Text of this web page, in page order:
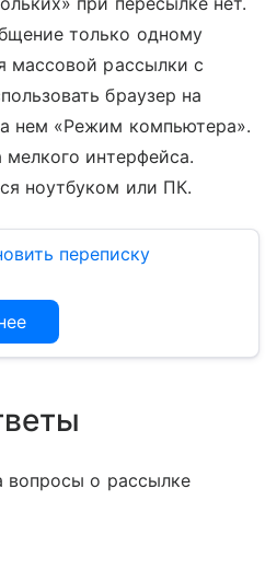
только одному
массовой рассылки с
браузер на
нем «Режим компьютера».
интерфейса.
ноутбуком или ПК.
переписку
вопросы о рассылке